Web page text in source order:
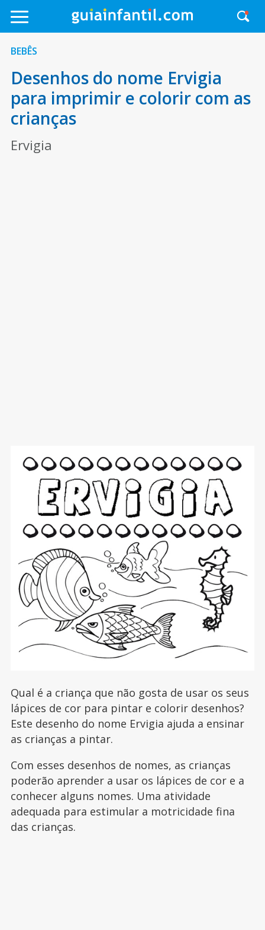
BEBÊS
Desenhos do nome Ervigia
para imprimir e colorir com as
crianças
Ervigia
Qual é a criança que não gosta de usar os seus
lápices de cor para pintar e colorir desenhos?
Este desenho do nome Ervigia ajuda a ensinar
as crianças a pintar.
Com esses desenhos de nomes, as crianças
poderão aprender a usar os lápices de cor e a
conhecer alguns nomes. Uma atividade
adequada para estimular a motricidade fina
das crianças.